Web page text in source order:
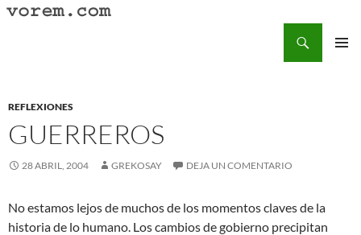
Saltar
REFLEXIONES
GUERREROS
28 ABRIL, 2004 GREKOSAY DEJA UN COMENTARIO
No estamos lejos de muchos de los momentos claves de la
historia de lo humano. Los cambios de gobierno precipitan